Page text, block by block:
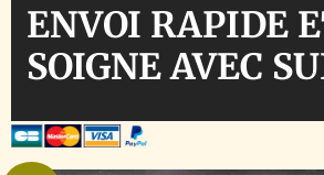
ENVOI RAPIDE
SOIGNE AVEC